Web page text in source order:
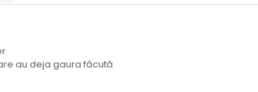
au deja gaura făcută